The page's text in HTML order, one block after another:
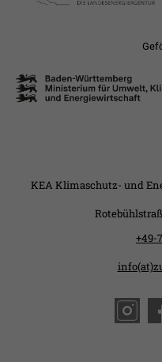
KEA Klimaschutz- und
+49-